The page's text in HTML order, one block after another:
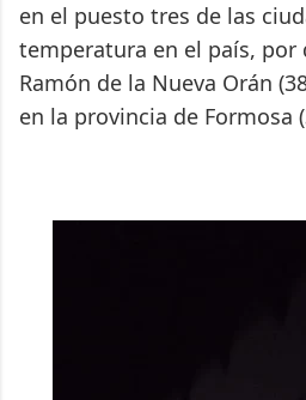
en el puesto tres de las
temperatura en el país, por
Ramón de la Nueva Orán
en la provincia de Formosa